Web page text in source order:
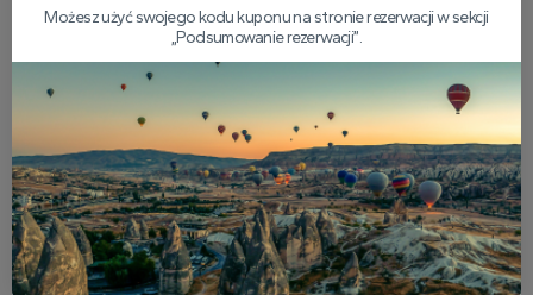
Możesz użyć swojego kodu kuponu na stronie rezerwacji w sekcji
„Podsumowanie rezerwacji”.